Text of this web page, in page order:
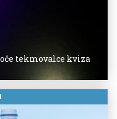
tekmovalce kviza